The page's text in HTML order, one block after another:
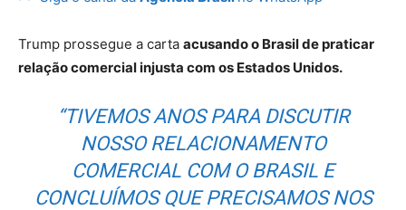
Trump prossegue a carta acusando o Brasil de praticar
relação comercial injusta com os Estados Unidos.
“TIVEMOS ANOS PARA DISCUTIR
NOSSO RELACIONAMENTO
COMERCIAL COM O BRASIL E
CONCLUÍMOS QUE PRECISAMOS NOS